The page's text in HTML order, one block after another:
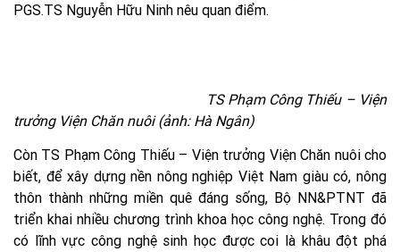
PGS.TS Nguyễn Hữu Ninh nêu quan điểm.
TS Phạm Công Thiếu – Viện
trưởng Viện Chăn nuôi (ảnh: Hà Ngân)
Còn TS Phạm Công Thiếu – Viện trưởng Viện Chăn nuôi cho
biết, để xây dựng nền nông nghiệp Việt Nam giàu có, nông
thôn thành những miền quê đáng sống, Bộ NN&PTNT đã
triển khai nhiều chương trình khoa học công nghệ. Trong đó
có lĩnh vực công nghệ sinh học được coi là khâu đột phá